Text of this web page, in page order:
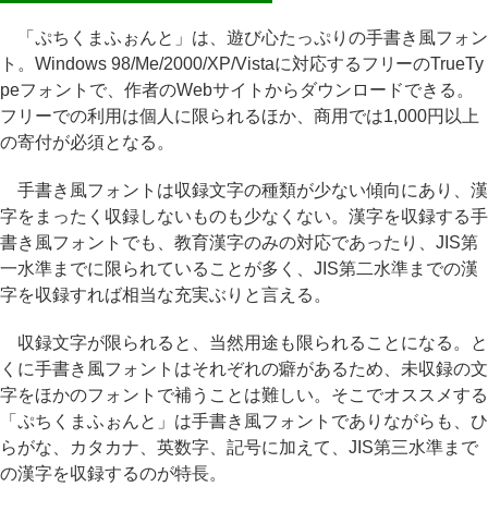
「ぷちくまふぉんと」は、遊び心たっぷりの手書き風フォン
ト。Windows 98/Me/2000/XP/Vistaに対応するフリーのTrueTy
peフォントで、作者のWebサイトからダウンロードできる。
フリーでの利用は個人に限られるほか、商用では1,000円以上
の寄付が必須となる。
手書き風フォントは収録文字の種類が少ない傾向にあり、漢
字をまったく収録しないものも少なくない。漢字を収録する手
書き風フォントでも、教育漢字のみの対応であったり、JIS第
一水準までに限られていることが多く、JIS第二水準までの漢
字を収録すれば相当な充実ぶりと言える。
収録文字が限られると、当然用途も限られることになる。と
くに手書き風フォントはそれぞれの癖があるため、未収録の文
字をほかのフォントで補うことは難しい。そこでオススメする
「ぷちくまふぉんと」は手書き風フォントでありながらも、ひ
らがな、カタカナ、英数字、記号に加えて、JIS第三水準まで
の漢字を収録するのが特長。